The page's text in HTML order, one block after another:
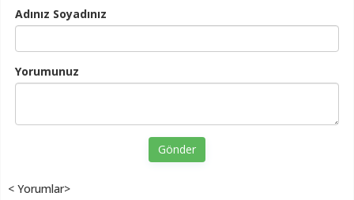
Adınız Soyadınız
Yorumunuz
Gönder
< Yorumlar>